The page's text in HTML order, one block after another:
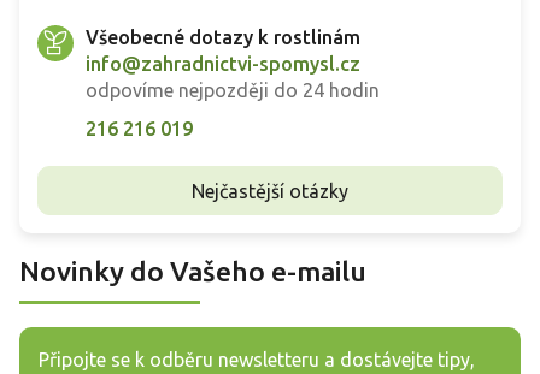
Všeobecné dotazy k rostlinám
info@zahradnictvi-spomysl.cz
odpovíme nejpozději do 24 hodin
216 216 019
Nejčastější otázky
Novinky do Vašeho e-mailu
Připojte se k odběru newsletteru a dostávejte tipy,